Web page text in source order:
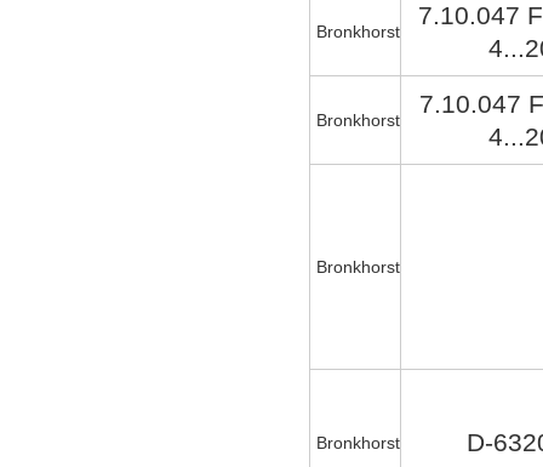
Bronkhorst
7.10.047
Bronkhorst
7.10.047
Bronkhorst
Bronkhorst D-